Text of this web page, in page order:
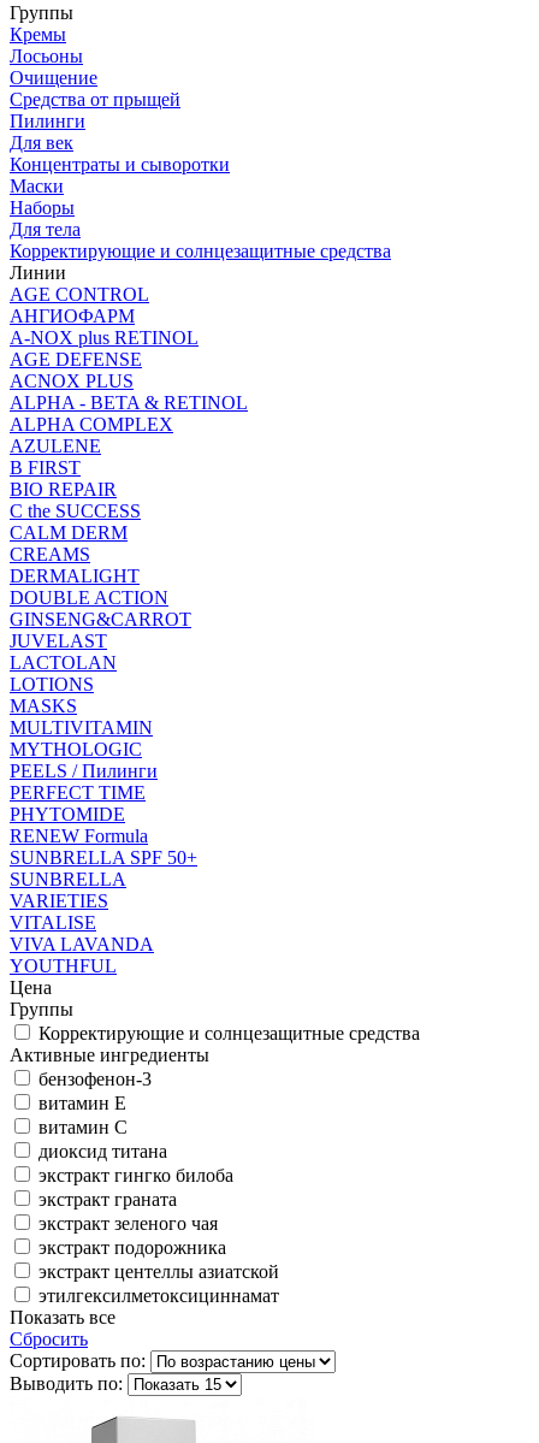
Группы
Кремы
Лосьоны
Очищение
Средства от прыщей
Пилинги
Для век
Концентраты и сыворотки
Маски
Наборы
Для тела
Корректирующие и солнцезащитные средства
Линии
AGE CONTROL
АНГИОФАРМ
A-NOX plus RETINOL
AGE DEFENSE
ACNOX PLUS
ALPHA - BETA & RETINOL
ALPHA COMPLEX
AZULENE
B FIRST
BIO REPAIR
C the SUCCESS
CALM DERM
CREAMS
DERMALIGHT
DOUBLE ACTION
GINSENG&CARROT
JUVELAST
LACTOLAN
LOTIONS
MASKS
MULTIVITAMIN
MYTHOLOGIC
PEELS / Пилинги
PERFECT TIME
PHYTOMIDE
RENEW Formula
SUNBRELLA SPF 50+
SUNBRELLA
VARIETIES
VITALISE
VIVA LAVANDA
YOUTHFUL
Цена
Группы
Корректирующие и солнцезащитные средства
Активные ингредиенты
бензофeнон-3
витамин Е
витамин С
диоксид титана
экстракт гингко билоба
экстракт граната
экстракт зеленого чая
экстракт подорожника
экстракт центеллы азиатской
этилгексилметоксициннамат
Показать все
Сбросить
Сортировать по:
Выводить по: